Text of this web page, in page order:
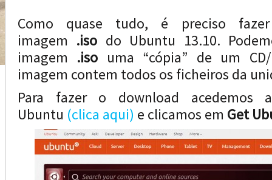
Como quase tudo, é preciso
imagem .iso do Ubuntu 13.10.
imagem .iso uma “cópia” de um
imagem contem todos os ficheiros da
Para fazer o download
Ubuntu (clica aqui) e clicamos em Get